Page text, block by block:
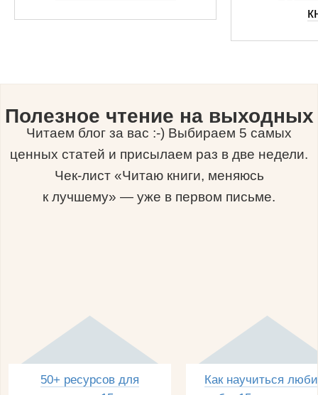
Полезное чтение на выходных
Читаем блог за вас :-) Выбираем 5 самых
ценных статей и присылаем раз в две недели.
Чек-лист «Читаю книги, меняюсь
к лучшему» — уже в первом письме.
50+ ресурсов для
Как научиться